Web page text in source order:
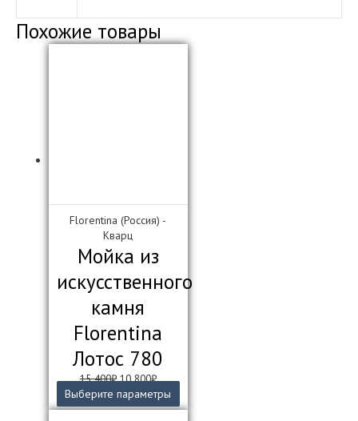
Похожие товары
Florentina (Россия) -
Кварц
Мойка из
искусственного
камня
Florentina
Лотос 780
15 400₽Первоначальная
цена
составляла
10 800₽Текущая
цена:
10
Выберите параметры
товар